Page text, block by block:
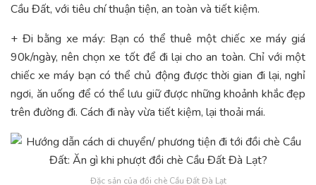
Cầu Đất, với tiêu chí thuận tiện, an toàn và tiết kiệm.
+ Đi bằng xe máy: Bạn có thể thuê một chiếc xe máy giá
90k/ngày, nên chọn xe tốt để đi lại cho an toàn. Chỉ với một
chiếc xe máy bạn có thể chủ động được thời gian đi lại, nghỉ
ngơi, ăn uống để có thể lưu giữ được những khoảnh khắc đẹp
trên đường đi. Cách đi này vừa tiết kiệm, lại thoải mái.
Đặc sản của đồi chè Cầu Đất Đà Lạt